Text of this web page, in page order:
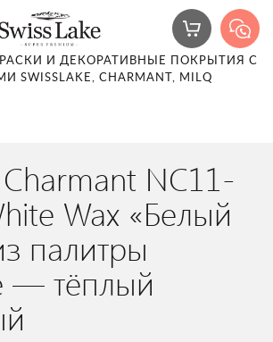
И ДЕКОРАТИВНЫЕ ПОКРЫТИЯ С
SWISSLAKE, CHARMANT, MILQ
NC11-
Wax «Белый
палитры
— тёплый